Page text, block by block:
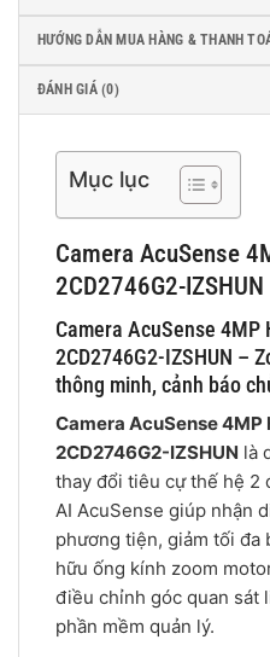
HƯỚNG DẪN MUA HÀNG & THANH
ĐÁNH GIÁ (0)
Mục lục
Camera AcuSense
2CD2746G2-IZSHUN
Camera AcuSense 4MP
2CD2746G2-IZSHUN –
thông minh, cảnh báo
Camera AcuSense 4MP
2CD2746G2-IZSHUN là
thay đổi tiêu cự thế hệ 2
AI AcuSense giúp nhận
phương tiện, giảm tối đa
hữu ống kính zoom
điều chỉnh góc quan sát
phần mềm quản lý.